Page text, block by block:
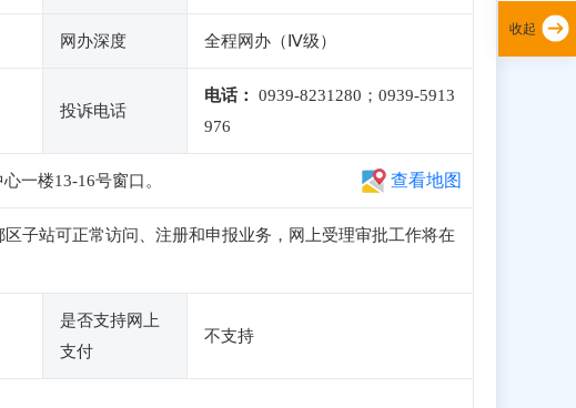
网办深度 全程网办（Ⅳ级）
投诉电话
电话：
0939-8231280；0939-5913
976
一楼13-16号窗口。 查看地图
子站可正常访问、注册和申报业务，网上受理审批工作将在
是否支持网上
支付
不支持
收起